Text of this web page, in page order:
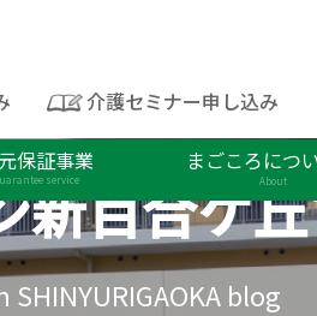
介護セミナー申し込み
保証事業
service
まごころにつ
About
新百合ケ
blog